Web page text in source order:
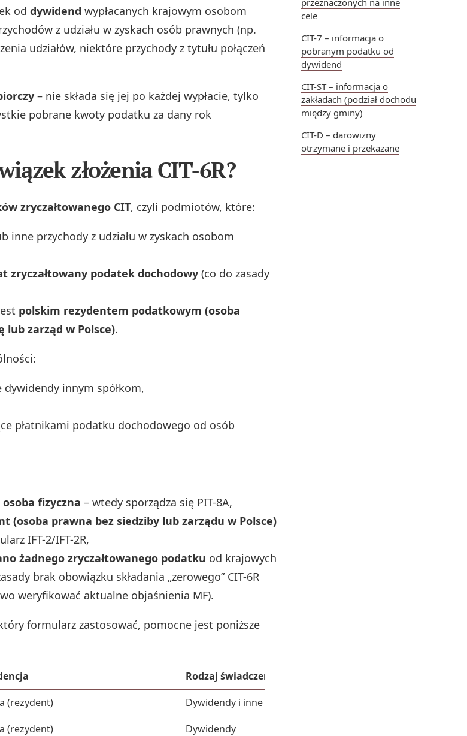
przeznaczonych na inne
cele
CIT-7 – informacja o
pobranym podatku od
dywidend
CIT-ST – informacja o
zakładach (podział dochodu
między gminy)
CIT-D – darowizny
otrzymane i przekazane
od dywidend wypłacanych krajowym osobom
z udziału w zyskach osób prawnych (np.
udziałów, niektóre przychody z tytułu połączeń
– nie składa się jej po każdej wypłacie, tylko
pobrane kwoty podatku za dany rok
złożenia CIT-6R?
zryczałtowanego CIT, czyli podmiotów, które:
inne przychody z udziału w zyskach osobom
zryczałtowany podatek dochodowy (co do zasady
polskim rezydentem podatkowym (osoba
lub zarząd w Polsce).
dywidendy innym spółkom,
płatnikami podatku dochodowego od osób
osoba fizyczna – wtedy sporządza się PIT-8A,
(osoba prawna bez siedziby lub zarządu w Polsce)
IFT-2/IFT-2R,
żadnego zryczałtowanego podatku od krajowych
brak obowiązku składania „zerowego” CIT-6R
weryfikować aktualne objaśnienia MF).
formularz zastosować, pomocne jest poniższe
Rodzaj świadczenia
(rezydent) Dywidendy i inne przychody z udziału w zyskach
(rezydent) Dywidendy